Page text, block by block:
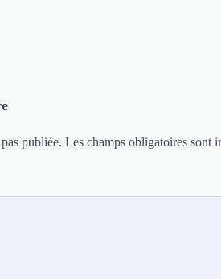
publiée. Les champs obligatoires sont